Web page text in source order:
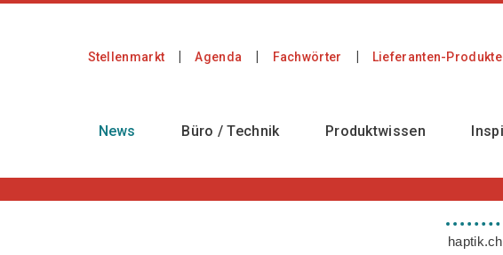
Stellenmarkt Agenda Fachwörter Lieferanten-
News Büro / Technik Produktwissen